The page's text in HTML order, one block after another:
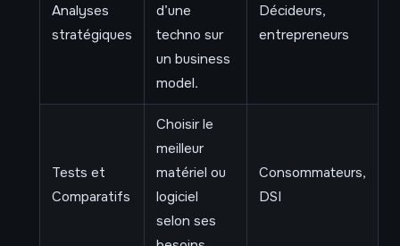
Analyses
stratégiques
d’une
techno sur
un business
model.
Décideurs,
entrepreneurs
Tests et
Comparatifs
Choisir le
meilleur
matériel ou
logiciel
selon ses
Consommateurs,
DSI